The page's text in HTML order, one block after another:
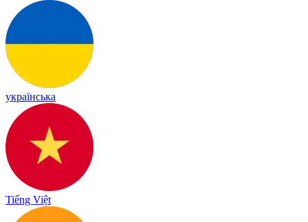
українська
Tiếng Việt